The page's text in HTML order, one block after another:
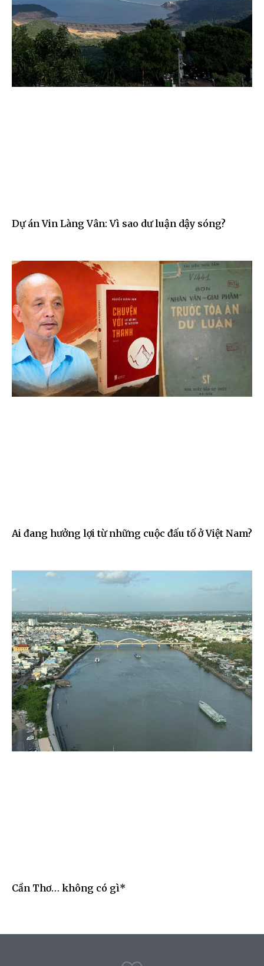
Dự án Vin Làng Vân: Vì sao dư luận dậy sóng?
Ai đang hưởng lợi từ những cuộc đấu tố ở Việt Nam?
Cần Thơ… không có gì*